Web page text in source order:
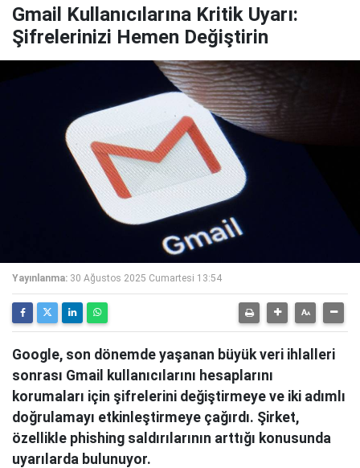
Gmail Kullanıcılarına Kritik Uyarı:
Şifrelerinizi Hemen Değiştirin
Yayınlanma: 30 Ağustos 2025 Cumartesi 13:54
Google, son dönemde yaşanan büyük veri ihlalleri
sonrası Gmail kullanıcılarını hesaplarını
korumaları için şifrelerini değiştirmeye ve iki adımlı
doğrulamayı etkinleştirmeye çağırdı. Şirket,
özellikle phishing saldırılarının arttığı konusunda
uyarılarda bulunuyor.